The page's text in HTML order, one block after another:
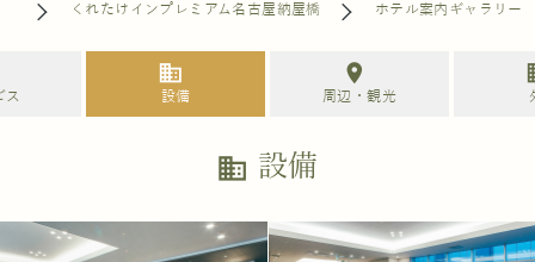
くれたけインプレミアム名古屋納屋橋
ホテル案内ギャラリー
ス
business
設備
location_on
周辺・観光
business 設備